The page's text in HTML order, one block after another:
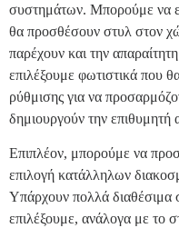
συστημάτων. Μπορούμε να
θα προσθέσουν στυλ στον
παρέχουν και την
επιλέξουμε φωτιστικά που
ρύθμισης για να
δημιουργούν την επιθυμητή
Επιπλέον, μπορούμε να
επιλογή κατάλληλων
Υπάρχουν πολλά διαθέσιμα
επιλέξουμε, ανάλογα με το